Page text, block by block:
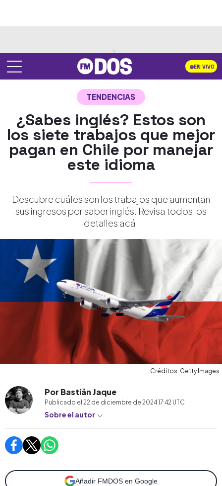
EN VIVO
TENDENCIAS
¿Sabes inglés? Estos son
los siete trabajos que mejor
pagan en Chile por manejar
este idioma
Descubre cuáles son los trabajos que aumentan
sus ingresos por saber inglés. Revisa todos los
detalles acá.
Créditos: Getty Images
Por Bastián Jaque
Publicado el 22 de diciembre de 2024 17:42 UTC
Sobre el autor
Añadir FMDOS en Google